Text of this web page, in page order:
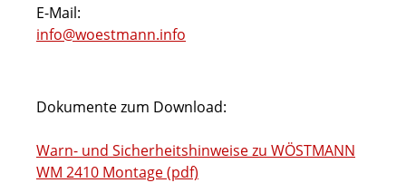
E-Mail:
info@woestmann.info
Dokumente zum Download:
Warn- und Sicherheitshinweise zu WÖSTMANN
WM 2410 Montage (pdf)